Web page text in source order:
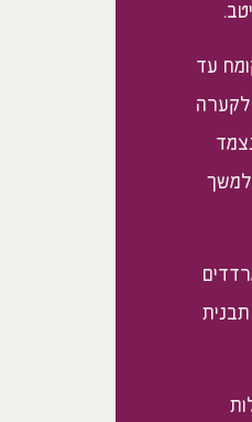
עד
למשך
200 מעלות